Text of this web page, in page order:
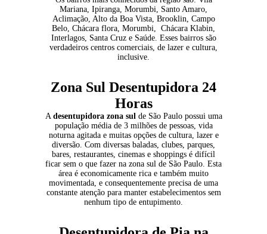
Mariana, Ipiranga, Morumbi, Santo Amaro,
Aclimação, Alto da Boa Vista, Brooklin, Campo
Belo, Chácara flora, Morumbi, Chácara Klabin,
Interlagos, Santa Cruz e Saúde. Esses bairros são
verdadeiros centros comerciais, de lazer e cultura,
inclusive.
Zona Sul Desentupidora 24
Horas
A desentupidora zona sulde São Paulo possui uma
população média de 3 milhões de pessoas, vida
noturna agitada e muitas opções de cultura, lazer e
diversão. Com diversas baladas, clubes, parques,
bares, restaurantes, cinemas e shoppings é difícil
ficar sem o que fazer na zona sul de São Paulo. Esta
área é economicamente rica e também muito
movimentada, e consequentemente precisa de uma
constante atenção para manter estabelecimentos sem
nenhum tipo de entupimento.